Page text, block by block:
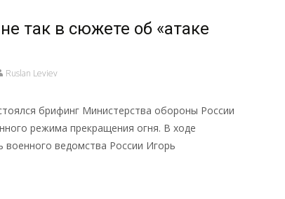
так в сюжете об «атаке
Ruslan Leviev
брифинг Министерства обороны России
режима прекращения огня. В ходе
ведомства России Игорь